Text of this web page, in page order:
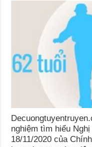
nghiệm tìm hiểu
18/11/2020 của